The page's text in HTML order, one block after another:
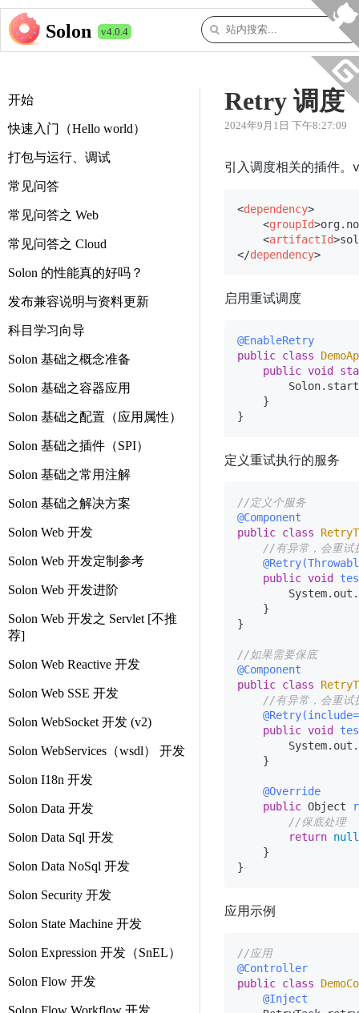
Solon v4.0.4
开始
快速入门（Hello world）
打包与运行、调试
常见问答
常见问答之 Web
常见问答之 Cloud
Solon 的性能真的好吗？
发布兼容说明与资料更新
科目学习向导
Solon 基础之概念准备
Solon 基础之容器应用
Solon 基础之配置（应用属性）
Solon 基础之插件（SPI）
Solon 基础之常用注解
Solon 基础之解决方案
Solon Web 开发
Solon Web 开发定制参考
Solon Web 开发进阶
Solon Web 开发之 Servlet [不推
荐]
Solon Web Reactive 开发
Solon Web SSE 开发
Solon WebSocket 开发 (v2)
Solon WebServices（wsdl） 开发
Solon I18n 开发
Solon Data 开发
Solon Data Sql 开发
Solon Data NoSql 开发
Solon Security 开发
Solon State Machine 开发
Solon Expression 开发（SnEL）
Solon Flow 开发
Solon Flow Workflow 开发
Retry 调度
2024年9月1日 下午8:27:09
引入调度相关的插件。
<dependency>
<groupId>
<artifactId>
</dependency>
启用重试调度
@EnableRetry
public class
public void
    }
定义重试执行的服务
//定义个服务
@Component
public class
//有异常，会重试
public void
    }
}
//如果需要保底
@Component
public class
//有异常，会重试
public void
    }
@Override
public Object
//保底处理
return null
    }
应用示例
//应用
@Controller
public class
@Inject